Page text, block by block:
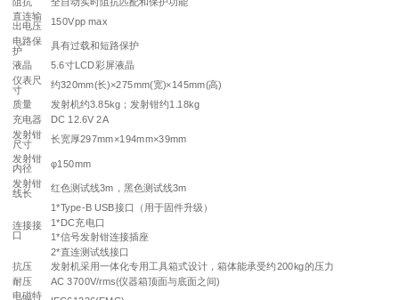
直连输
出电压
150Vpp max
电路保
护
具有过载和短路保护
液晶
5.6寸LCD彩屏液晶
仪表尺
寸
约320mm(长)×275mm(宽)×145mm(高)
质量
发射机约3.85kg；发射钳约1.18kg
充电器
DC 12.6V 2A
发射钳
尺寸
长宽厚297mm×194mm×39mm
发射钳
内径 φ150mm
发射钳
线长 红色测试线3m，黑色测试线3m
连接接
口
1*Type-B USB接口（用于固件升级）
1*DC充电口
1*信号发射钳连接插座
2*直连测试线接口
抗压
发射机采用一体化专用工具箱式设计，箱体能承受约200kg的压力
耐压
AC 3700V/rms(仪器箱顶面与底面之间)
电磁特